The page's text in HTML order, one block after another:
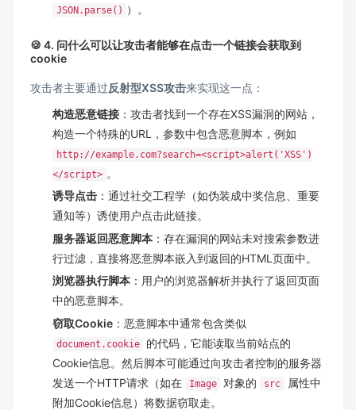
JSON.parse() ）。
🍪 4. 问什么可以让攻击者能够在点击一个链接会获取到
cookie
攻击者主要通过反射型XSS攻击来实现这一点：
构造恶意链接 ：攻击者找到一个存在XSS漏洞的网站，
构造一个特殊的URL，参数中包含恶意脚本，例如
http://example.com?search=<script>alert('XSS')
</script> 。
诱导点击 ：通过社交工程学（如伪装成中奖信息、重要
通知等）诱使用户点击此链接。
服务器返回恶意脚本 ：存在漏洞的网站未对搜索参数进
行过滤，直接将恶意脚本嵌入到返回的HTML页面中。
浏览器执行脚本 ：用户的浏览器解析并执行了返回页面
中的恶意脚本。
窃取Cookie ：恶意脚本中通常包含类似
document.cookie
的代码，它能读取当前站点的
Cookie信息。然后脚本可能通过向攻击者控制的服务器
发送一个HTTP请求（如在
Image 对象的 src
属性中
附加Cookie信息）将数据窃取走。